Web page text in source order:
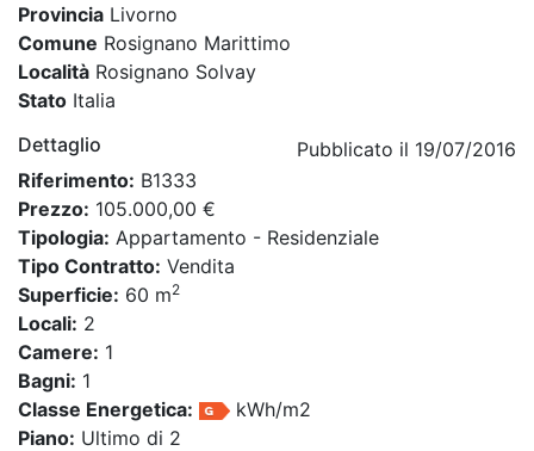
Provincia Livorno
Comune Rosignano Marittimo
Località Rosignano Solvay
Stato Italia
Dettaglio
Pubblicato il 19/07/2016
Riferimento: B1333
Prezzo: 105.000,00 €
Tipologia: Appartamento - Residenziale
Tipo Contratto: Vendita
Superficie: 60 m2
Locali: 2
Camere: 1
Bagni: 1
Classe Energetica:
kWh/m2
Piano: Ultimo di 2